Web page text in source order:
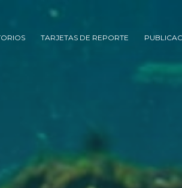
TARJETAS DE REPORTE